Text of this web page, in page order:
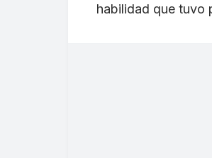
habilidad que tuvo